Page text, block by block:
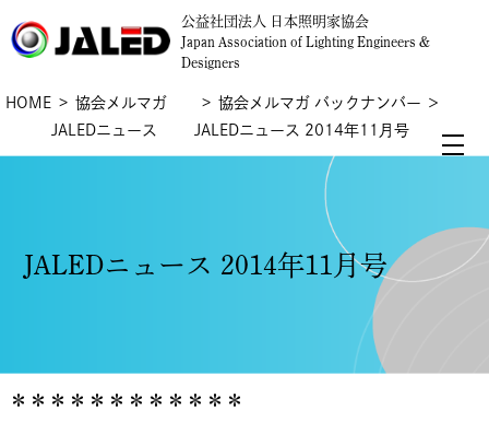
公益社団法人 日本照明家協会
Japan Association of Lighting Engineers &
Designers
HOME
協会メルマガ
JALEDニュース
協会メルマガ バックナンバー ＞
JALEDニュース 2014年11月号
JALEDニュース 2014年11月号
＊＊＊＊＊＊＊＊＊＊＊＊